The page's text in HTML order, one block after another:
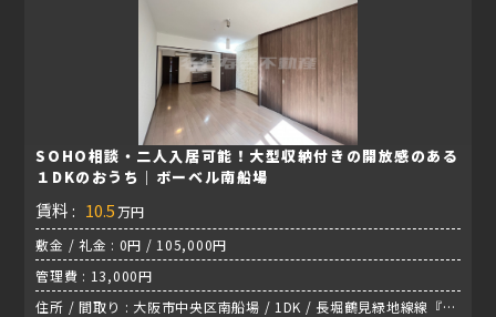
SOHO相談・二人入居可能！大型収納付きの開放感のある
１DKのおうち｜ボーベル南船場
賃料 : 10.5 万円
敷金 / 礼金 : 0円 / 105,000円
管理費 : 13,000円
住所 / 間取り : 大阪市中央区南船場 / 1DK / 長堀鶴見緑地線線『松